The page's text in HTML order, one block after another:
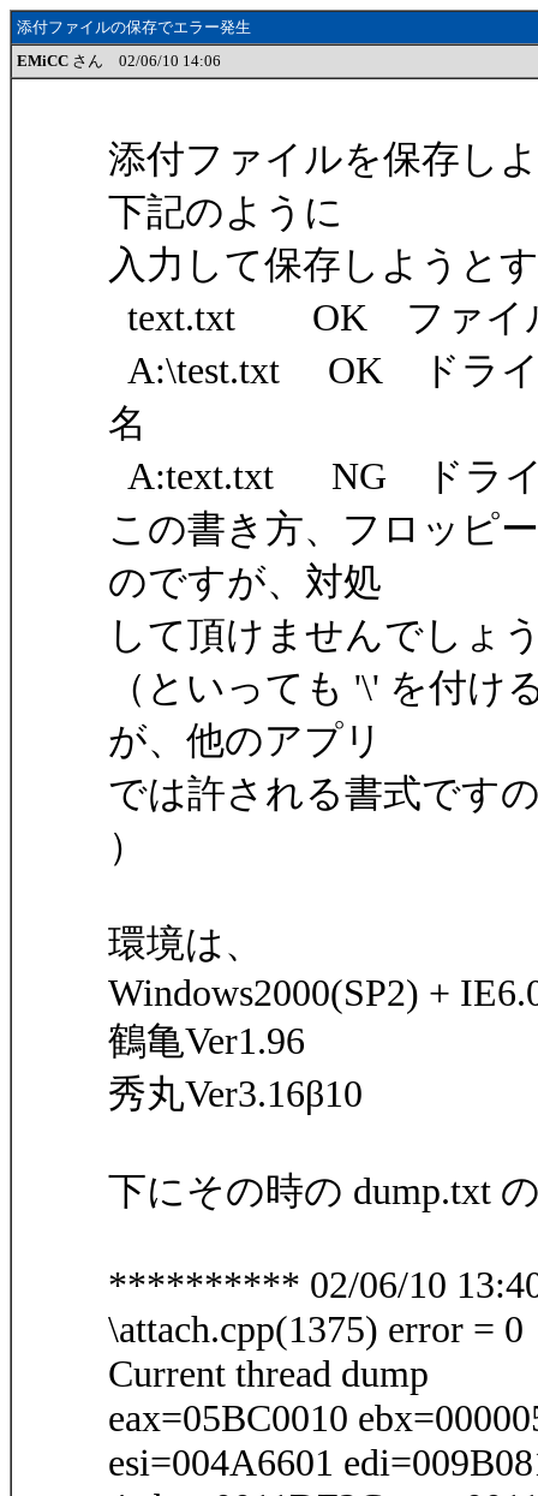
添付ファイルの保存でエラー発生
EMiCC さん 02/06/10 14:06
添付ファイルを保存し
下記のように
入力して保存しようと
text.txt OK ファイ
A:\test.txt OK ドライ
名
A:text.txt NG ドライ
この書き方、フロッピ
のですが、対処
して頂けませんでしょ
（といっても '\' を付
が、他のアプリ
では許される書式です
）
環境は、
Windows2000(SP2) +
鶴亀Ver1.96
秀丸Ver3.16β10
下にその時の dump.txt
********** 02/06/10
\attach.cpp(1375) error = 0
Current thread dump
eax=05BC0010
esi=004A6601